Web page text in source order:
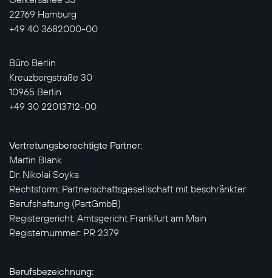
22769 Hamburg
+49 40 3682000-00
Büro Berlin
Kreuzbergstraße 30
10965 Berlin
+49 30 22013712-00
Vertretungsberechtigte Partner:
Martin Blank
Dr. Nikolai Soyka
Rechtsform: Partnerschaftsgesellschaft mit beschränkter
Berufshaftung (PartGmbB)
Registergericht: Amtsgericht Frankfurt am Main
Registernummer: PR 2379
Berufsbezeichnung: